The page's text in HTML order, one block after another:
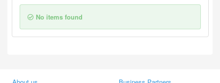
No items found